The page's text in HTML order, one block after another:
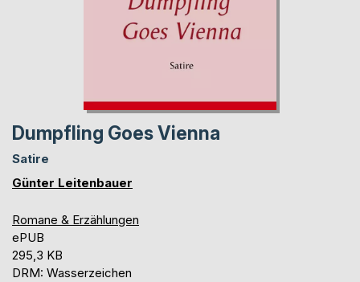
Dumpfling Goes Vienna
Satire
Günter Leitenbauer
Romane & Erzählungen
ePUB
295,3 KB
DRM: Wasserzeichen